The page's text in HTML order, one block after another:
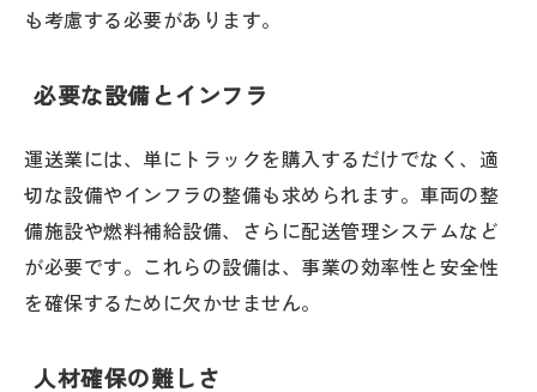
も考慮する必要があります。
必要な設備とインフラ
運送業には、単にトラックを購入するだけでなく、適
切な設備やインフラの整備も求められます。車両の整
備施設や燃料補給設備、さらに配送管理システムなど
が必要です。これらの設備は、事業の効率性と安全性
を確保するために欠かせません。
人材確保の難しさ